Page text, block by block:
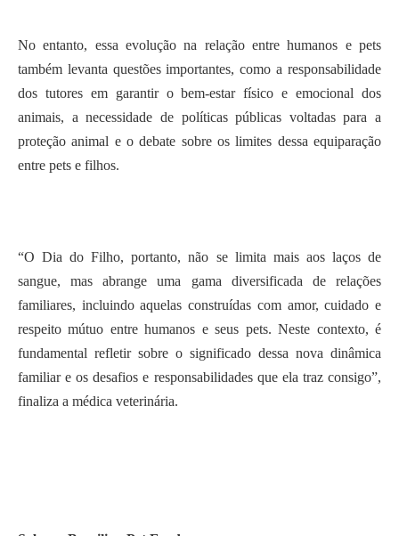
No entanto, essa evolução na relação entre humanos e pets
também levanta questões importantes, como a responsabilidade
dos tutores em garantir o bem-estar físico e emocional dos
animais, a necessidade de políticas públicas voltadas para a
proteção animal e o debate sobre os limites dessa equiparação
entre pets e filhos.
“O Dia do Filho, portanto, não se limita mais aos laços de
sangue, mas abrange uma gama diversificada de relações
familiares, incluindo aquelas construídas com amor, cuidado e
respeito mútuo entre humanos e seus pets. Neste contexto, é
fundamental refletir sobre o significado dessa nova dinâmica
familiar e os desafios e responsabilidades que ela traz consigo”,
finaliza a médica veterinária.